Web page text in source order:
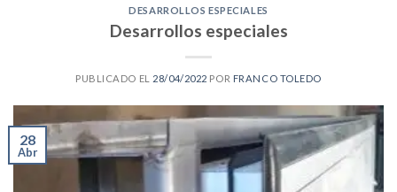
DESARROLLOS ESPECIALES
Desarrollos especiales
PUBLICADO EL 28/04/2022 POR FRANCO TOLEDO
28
Abr